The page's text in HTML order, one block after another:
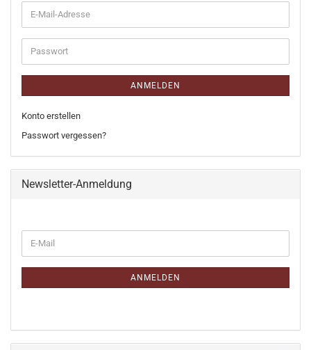
E-
Mail-
Adresse
Passwort
ANMELDEN
Konto erstellen
Passwort vergessen?
Newsletter-Anmeldung
ZUR
NEWSLETTER-
E-
Mail
ANMELDEN